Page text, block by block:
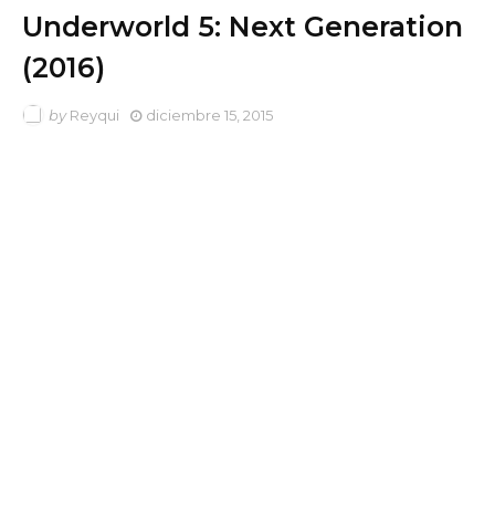
Underworld 5: Next Generation
(2016)
by Reyqui diciembre 15, 2015